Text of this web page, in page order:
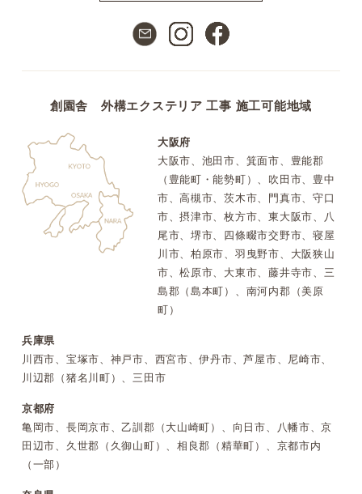
創園舎 外構エクステリア 工事 施工可能地域
大阪府
大阪市、池田市、箕面市、豊能郡
（豊能町・能勢町）、吹田市、豊中
市、高槻市、茨木市、門真市、守口
市、摂津市、枚方市、東大阪市、八
尾市、堺市、四條畷市交野市、寝屋
川市、柏原市、羽曳野市、大阪狭山
市、松原市、大東市、藤井寺市、三
島郡（島本町）、南河内郡（美原
町）
兵庫県
川西市、宝塚市、神戸市、西宮市、伊丹市、芦屋市、尼崎市、
川辺郡（猪名川町）、三田市
京都府
亀岡市、長岡京市、乙訓郡（大山崎町）、向日市、八幡市、京
田辺市、久世郡（久御山町）、相良郡（精華町）、京都市内
（一部）